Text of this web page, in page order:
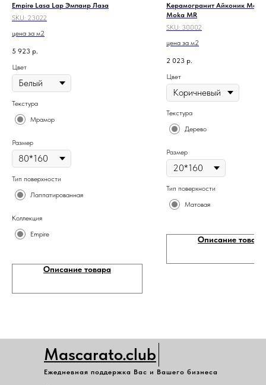
Empire Lasa Lap Эмпаир Лаза
SKU: 23022
цена за м2
5 923 р.
Цвет
Текстура
Мрамор
Размер
Тип поверхности
Лаппатированная
Коллекция
Empire
Описание товара
Керамогранит Айконик Мока
Moka MR
SKU: 30002
цена за м2
2 023 р.
Цвет
Текстура
Дерево
Размер
Тип поверхности
Матовая
Описание товара
Ежедневная поддержка Вас и Вашего бизнеса
Mascarato.club